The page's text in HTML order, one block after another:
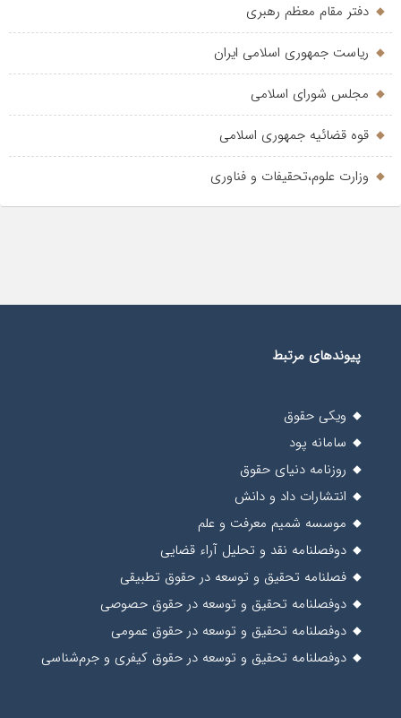
دفتر مقام معظم رهبری
ریاست جمهوری اسلامی ایران
مجلس شورای اسلامی
قوه قضائیه جمهوری اسلامی
وزارت علوم،تحقیفات و فناوری
پیوندهای مرتبط
ویکی حقوق
سامانه پود
روزنامه دنیای حقوق
انتشارات داد و دانش
موسسه شمیم معرفت و علم
دوفصلنامه نقد و تحلیل آراء قضایی
فصلنامه تحقیق و توسعه در حقوق تطبیقی
دوفصلنامه تحقیق و توسعه در حقوق حصوصی
دوفصلنامه تحقیق و توسعه در حقوق عمومی
دوفصلنامه تحقیق و توسعه در حقوق کیفری و جرم‌شناسی